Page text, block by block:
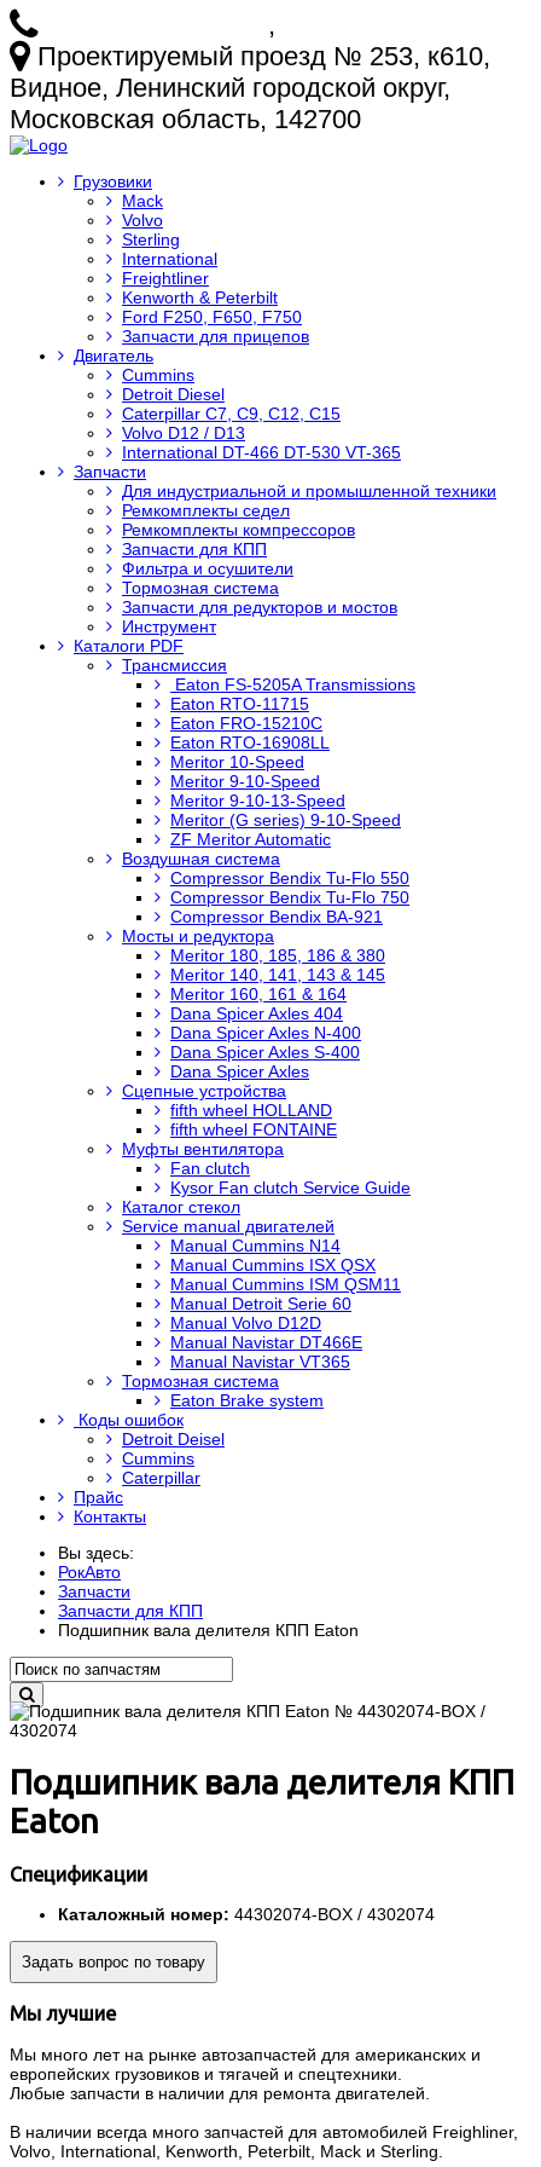
,
Проектируемый проезд № 253, к610,
Видное, Ленинский городской округ,
Московская область, 142700
Грузовики
Mack
Volvo
Sterling
International
Freightliner
Kenworth & Peterbilt
Ford F250, F650, F750
Запчасти для прицепов
Двигатель
Cummins
Detroit Diesel
Caterpillar C7, C9, C12, C15
Volvo D12 / D13
International DT-466 DT-530 VT-365
Запчасти
Для индустриальной и промышленной техники
Ремкомплекты седел
Ремкомплекты компрессоров
Запчасти для КПП
Фильтра и осушители
Тормозная система
Запчасти для редукторов и мостов
Инструмент
Каталоги PDF
Трансмиссия
Eaton FS-5205A Transmissions
Eaton RTO-11715
Eaton FRO-15210C
Eaton RTO-16908LL
Meritor 10-Speed
Meritor 9-10-Speed
Meritor 9-10-13-Speed
Meritor (G series) 9-10-Speed
ZF Meritor Automatic
Воздушная система
Compressor Bendix Tu-Flo 550
Compressor Bendix Tu-Flo 750
Compressor Bendix BA-921
Мосты и редуктора
Meritor 180, 185, 186 & 380
Meritor 140, 141, 143 & 145
Meritor 160, 161 & 164
Dana Spicer Axles 404
Dana Spicer Axles N-400
Dana Spicer Axles S-400
Dana Spicer Axles
Сцепные устройства
fifth wheel HOLLAND
fifth wheel FONTAINE
Муфты вентилятора
Fan clutch
Kysor Fan clutch Service Guide
Каталог стекол
Service manual двигателей
Manual Cummins N14
Manual Cummins ISX QSX
Manual Cummins ISM QSM11
Manual Detroit Serie 60
Manual Volvo D12D
Manual Navistar DT466E
Manual Navistar VT365
Тормозная система
Eaton Brake system
Коды ошибок
Detroit Deisel
Cummins
Caterpillar
Прайс
Контакты
Вы здесь:
РокАвто
Запчасти
Запчасти для КПП
Подшипник вала делителя КПП Eaton
Подшипник вала делителя КПП
Eaton
Спецификации
Каталожный номер: 44302074-BOX / 4302074
Задать вопрос по товару
Мы лучшие
Мы много лет на рынке автозапчастей для американских и
европейских грузовиков и тягачей и спецтехники.
Любые запчасти в наличии для ремонта двигателей.
В наличии всегда много запчастей для автомобилей Freighliner,
Volvo, International, Kenworth, Peterbilt, Mack и Sterling.